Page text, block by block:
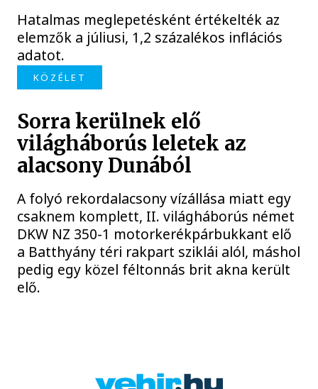
Hatalmas meglepetésként értékelték az
elemzők a júliusi, 1,2 százalékos inflációs
adatot.
KÖZÉLET
Sorra kerülnek elő
világháborús leletek az
alacsony Dunából
A folyó rekordalacsony vízállása miatt egy
csaknem komplett, II. világháborús német
DKW NZ 350-1 motorkerékpárbukkant elő
a Batthyány téri rakpart sziklái alól, máshol
pedig egy közel féltonnás brit akna került
elő.